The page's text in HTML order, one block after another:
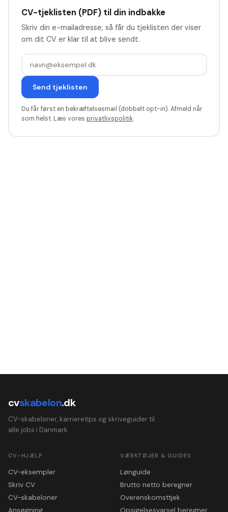
CV-tjeklisten (PDF) til din indbakke
Skriv din e-mailadresse, så får du tjeklisten der viser
om dit CV er klar til at blive sendt.
Send tjeklisten
Du får først en bekræftelsesmail (dobbelt opt-in). Afmeld når
som helst. Læs vores privatlivspolitik.
cvskabelon.dk
CV-skabeloner, karrieretips og skriveguider til
alle jobs i Danmark.
CV-HJÆLP
CV-eksempler
Skriv CV
CV-skabeloner
VÆRKTØJER & GUIDES
Lønguide
Brutto netto beregner
Overenskomsttjek